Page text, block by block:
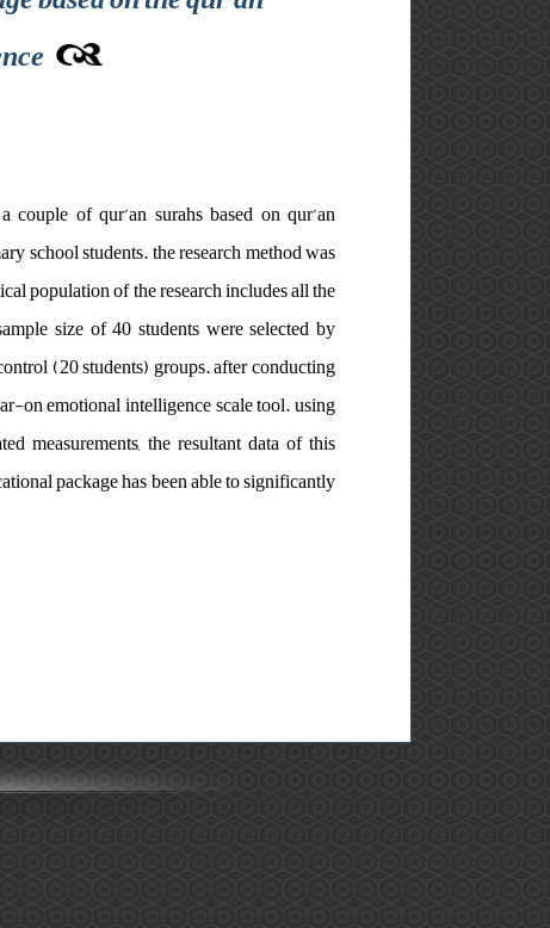
of qur’an surahs based on qur’an
school students. the research method was
population of the research includes all the
size of 40 students were selected by
(20 students) groups. after conducting
on emotional intelligence scale tool. using
measurements, the resultant data of this
package has been able to significantly